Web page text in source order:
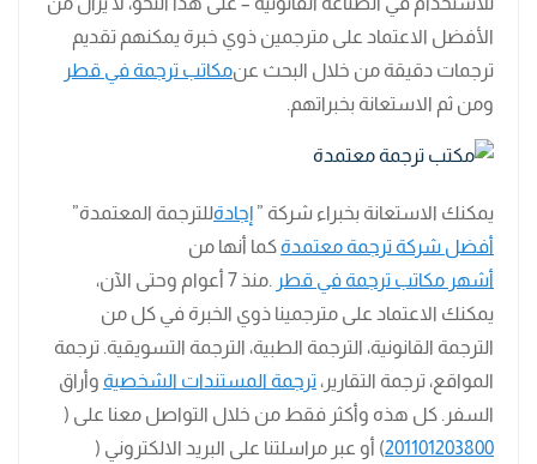
الأفضل الاعتماد على مترجمين ذوي خبرة يمكنهم تقديم
ترجمات دقيقة من خلال البحث عنمكاتب ترجمة في قطر
ومن ثم الاستعانة بخبراتهم.
يمكنك الاستعانة بخبراء شركة ” إجادةللترجمة المعتمدة”
أفضل شركة ترجمة معتمدة كما أنها من
أشهر مكاتب ترجمة في قطر
.منذ 7 أعوام وحتى الآن،
يمكنك الاعتماد على مترجمينا ذوي الخبرة في كل من
الترجمة القانونية، الترجمة الطبية، الترجمة التسويقية. ترجمة
المواقع، ترجمة التقارير، ترجمة المستندات الشخصية وأراق
السفر. كل هذه وأكثر فقط من خلال التواصل معنا على (
201101203800) أو عبر مراسلتنا على البريد الالكتروني (